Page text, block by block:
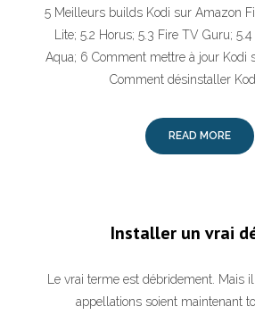
5 Meilleurs builds Kodi sur Amazon
Lite; 5.2 Horus; 5.3 Fire TV Guru;
Aqua; 6 Comment mettre à jour Kodi
Comment désinstaller
READ MORE
Installer un vrai
Le vrai terme est débridement. Mais
appellations soient maintenant